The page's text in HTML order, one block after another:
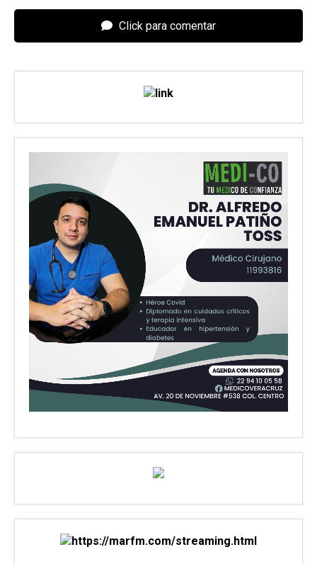
Click para comentar